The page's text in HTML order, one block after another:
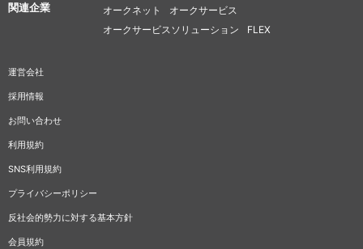
関連企業 オークネット
オークサービス
オークサービスソリューション
FLEX
運営会社
採用情報
お問い合わせ
利用規約
SNS利用規約
プライバシーポリシー
反社会的勢力に対する基本方針
会員規約